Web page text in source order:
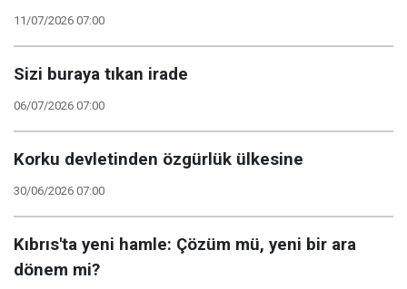
11/07/2026 07:00
Sizi buraya tıkan irade
06/07/2026 07:00
Korku devletinden özgürlük ülkesine
30/06/2026 07:00
Kıbrıs'ta yeni hamle: Çözüm mü, yeni bir ara
dönem mi?